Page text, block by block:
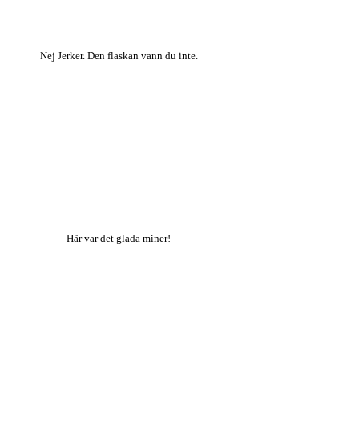
Nej Jerker. Den flaskan vann du inte.
Här var det glada miner!